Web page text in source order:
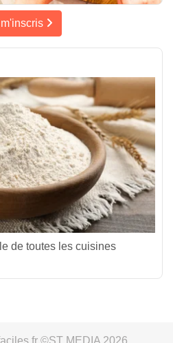
de toutes les cuisines